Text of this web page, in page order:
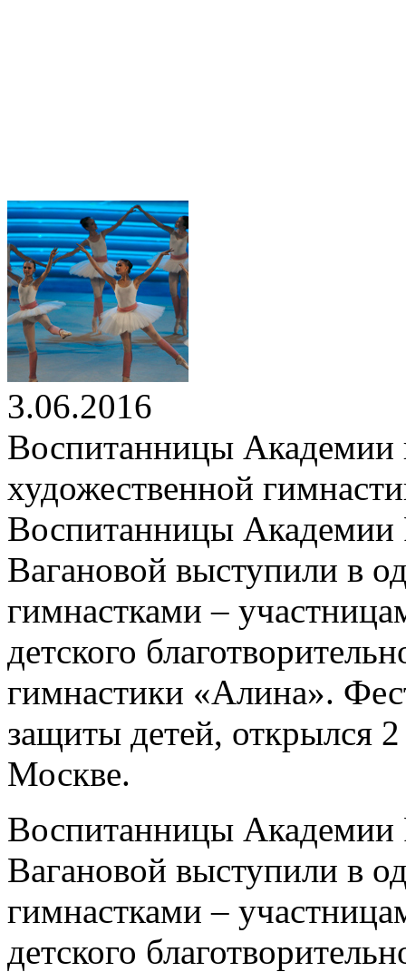
3.06.2016
Воспитанницы Академии
художественной
Воспитанницы Академии
Вагановой выступили в
гимнастками –
детского
гимнастики «Алина».
защиты детей, открылся
Москве.
Воспитанницы Академии
Вагановой выступили в
гимнастками –
детского